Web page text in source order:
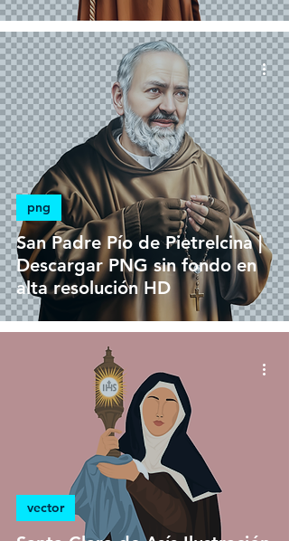
San Padre Pío de Pietrelcina |
Descargar PNG sin fondo en
alta resolución HD
png
vector